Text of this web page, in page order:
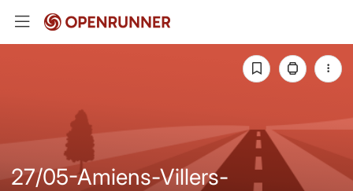
27/05-Amiens-Villers-